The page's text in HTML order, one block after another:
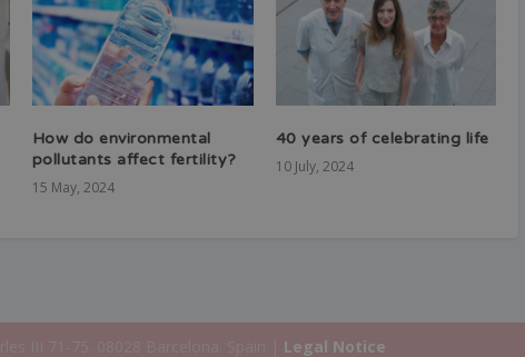
How do environmental
pollutants affect fertility?
15 May, 2024
40 years of celebrating life
10 July, 2024
Legal Notice